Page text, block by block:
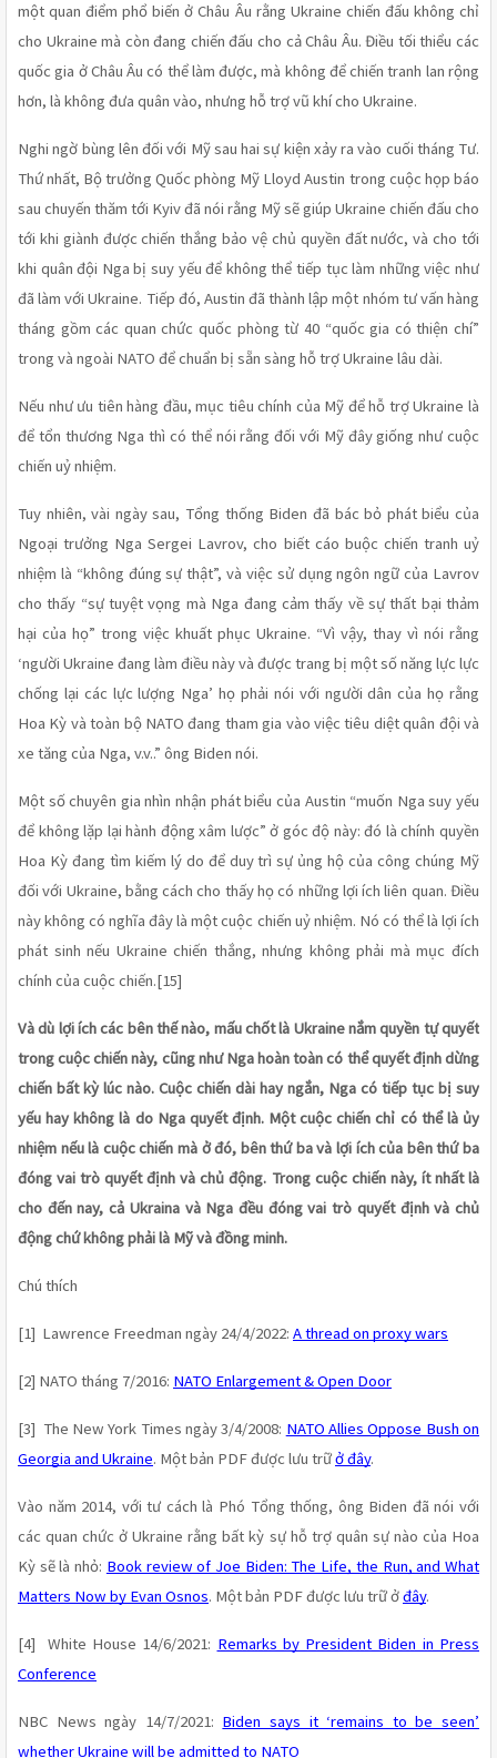
một quan điểm phổ biến ở Châu Âu rằng Ukraine chiến đấu không chỉ
cho Ukraine mà còn đang chiến đấu cho cả Châu Âu. Điều tối thiểu các
quốc gia ở Châu Âu có thể làm được, mà không để chiến tranh lan rộng
hơn, là không đưa quân vào, nhưng hỗ trợ vũ khí cho Ukraine.
Nghi ngờ bùng lên đối với Mỹ sau hai sự kiện xảy ra vào cuối tháng Tư.
Thứ nhất, Bộ trưởng Quốc phòng Mỹ Lloyd Austin trong cuộc họp báo
sau chuyến thăm tới Kyiv đã nói rằng Mỹ sẽ giúp Ukraine chiến đấu cho
tới khi giành được chiến thắng bảo vệ chủ quyền đất nước, và cho tới
khi quân đội Nga bị suy yếu để không thể tiếp tục làm những việc như
đã làm với Ukraine. Tiếp đó, Austin đã thành lập một nhóm tư vấn hàng
tháng gồm các quan chức quốc phòng từ 40 “quốc gia có thiện chí”
trong và ngoài NATO để chuẩn bị sẵn sàng hỗ trợ Ukraine lâu dài.
Nếu như ưu tiên hàng đầu, mục tiêu chính của Mỹ để hỗ trợ Ukraine là
để tổn thương Nga thì có thể nói rằng đối với Mỹ đây giống như cuộc
chiến uỷ nhiệm.
Tuy nhiên, vài ngày sau, Tổng thống Biden đã bác bỏ phát biểu của
Ngoại trưởng Nga Sergei Lavrov, cho biết cáo buộc chiến tranh uỷ
nhiệm là “không đúng sự thật”, và việc sử dụng ngôn ngữ của Lavrov
cho thấy “sự tuyệt vọng mà Nga đang cảm thấy về sự thất bại thảm
hại của họ” trong việc khuất phục Ukraine. “Vì vậy, thay vì nói rằng
‘người Ukraine đang làm điều này và được trang bị một số năng lực lực
chống lại các lực lượng Nga’ họ phải nói với người dân của họ rằng
Hoa Kỳ và toàn bộ NATO đang tham gia vào việc tiêu diệt quân đội và
xe tăng của Nga, v.v..” ông Biden nói.
Một số chuyên gia nhìn nhận phát biểu của Austin “muốn Nga suy yếu
để không lặp lại hành động xâm lược” ở góc độ này: đó là chính quyền
Hoa Kỳ đang tìm kiếm lý do để duy trì sự ủng hộ của công chúng Mỹ
đối với Ukraine, bằng cách cho thấy họ có những lợi ích liên quan. Điều
này không có nghĩa đây là một cuộc chiến uỷ nhiệm. Nó có thể là lợi ích
phát sinh nếu Ukraine chiến thắng, nhưng không phải mà mục đích
chính của cuộc chiến.[15]
Và dù lợi ích các bên thế nào, mấu chốt là Ukraine nắm quyền tự quyết
trong cuộc chiến này, cũng như Nga hoàn toàn có thể quyết định dừng
chiến bất kỳ lúc nào. Cuộc chiến dài hay ngắn, Nga có tiếp tục bị suy
yếu hay không là do Nga quyết định. Một cuộc chiến chỉ có thể là ủy
nhiệm nếu là cuộc chiến mà ở đó, bên thứ ba và lợi ích của bên thứ ba
đóng vai trò quyết định và chủ động. Trong cuộc chiến này, ít nhất là
cho đến nay, cả Ukraina và Nga đều đóng vai trò quyết định và chủ
động chứ không phải là Mỹ và đồng minh.
Chú thích
[1]  Lawrence Freedman ngày 24/4/2022: A thread on proxy wars
[2] NATO tháng 7/2016: NATO Enlargement & Open Door
[3]  The New York Times ngày 3/4/2008: NATO Allies Oppose Bush on
Georgia and Ukraine. Một bản PDF được lưu trữ ở đây.
Vào năm 2014, với tư cách là Phó Tổng thống, ông Biden đã nói với
các quan chức ở Ukraine rằng bất kỳ sự hỗ trợ quân sự nào của Hoa
Kỳ sẽ là nhỏ: Book review of Joe Biden: The Life, the Run, and What
Matters Now by Evan Osnos. Một bản PDF được lưu trữ ở đây.
[4]  White House 14/6/2021: Remarks by President Biden in Press
Conference
NBC News ngày 14/7/2021: Biden says it ‘remains to be seen’
whether Ukraine will be admitted to NATO